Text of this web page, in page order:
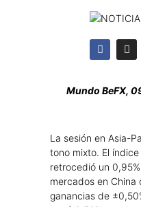
Mundo BeFX,
La sesión en Asia-
tono mixto. El
retrocedió un
mercados en China
ganancias de